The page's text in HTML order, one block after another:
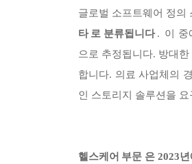
글로벌 소프트웨어 정의
타 로 분류됩니다 . 이 중
으로 추정됩니다. 방대
합니다. 의료 사업체의
인 스토리지 솔루션을
헬스케어 부문 은 2023